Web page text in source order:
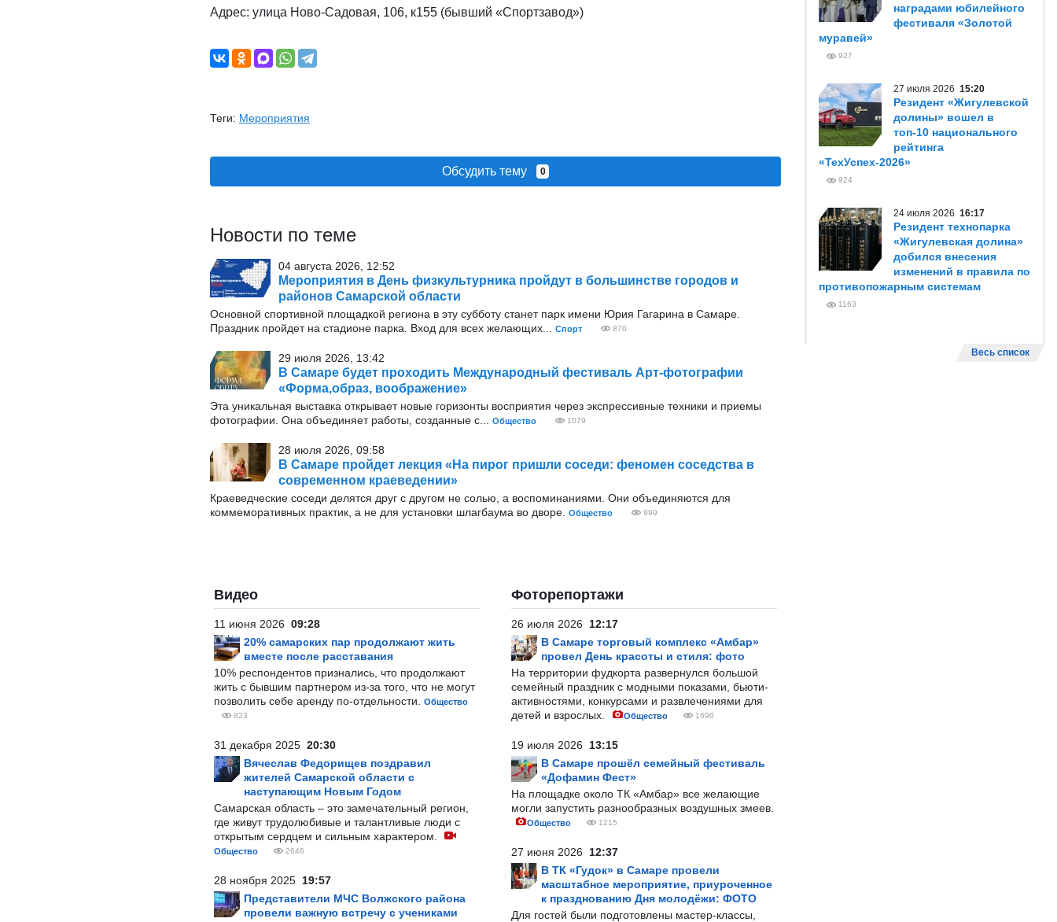
Адрес: улица Ново-Садовая, 106, к155 (бывший «Спортзавод»)
Теги: Мероприятия
Обсудить тему 0
Новости по теме
04 августа 2026, 12:52
Мероприятия в День физкультурника пройдут в большинстве городов и
районов Самарской области
Основной спортивной площадкой региона в эту субботу станет парк имени Юрия Гагарина в Самаре.
Праздник пройдет на стадионе парка. Вход для всех желающих...
Спорт 870
29 июля 2026, 13:42
В Самаре будет проходить Международный фестиваль Арт-фотографии
«Форма,образ, воображение»
Эта уникальная выставка открывает новые горизонты восприятия через экспрессивные техники и приемы
фотографии. Она объединяет работы, созданные с...
Общество 1079
28 июля 2026, 09:58
В Самаре пройдет лекция «На пирог пришли соседи: феномен соседства в
современном краеведении»
Краеведческие соседи делятся друг с другом не солью, а воспоминаниями. Они объединяются для
коммеморативных практик, а не для установки шлагбаума во дворе.
Общество 999
Видео
11 июня 2026 09:28
20% самарских пар продолжают жить
вместе после расставания
10% респондентов признались, что продолжают
жить с бывшим партнером из-за того, что не могут
позволить себе аренду по-отдельности.
Общество
823
31 декабря 2025 20:30
Вячеслав Федорищев поздравил
жителей Самарской области с
наступающим Новым Годом
Самарская область – это замечательный регион,
где живут трудолюбивые и талантливые люди с
открытым сердцем и сильным характером.
Общество 2646
28 ноября 2025 19:57
Представители МЧС Волжского района
провели важную встречу с учениками
Фоторепортажи
26 июля 2026 12:17
В Самаре торговый комплекс «Амбар»
провел День красоты и стиля: фото
На территории фудкорта развернулся большой
семейный праздник с модными показами, бьюти-
активностями, конкурсами и развлечениями для
детей и взрослых.
Общество 1690
19 июля 2026 13:15
В Самаре прошёл семейный фестиваль
«Дофамин Фест»
На площадке около ТК «Амбар» все желающие
могли запустить разнообразных воздушных змеев.
Общество 1215
27 июня 2026 12:37
В ТК «Гудок» в Самаре провели
масштабное мероприятие, приуроченное
к празднованию Дня молодёжи: ФОТО
Для гостей были подготовлены мастер-классы,
наградами юбилейного
фестиваля «Золотой
муравей»
927
27 июля 2026 15:20
Резидент «Жигулевской
долины» вошел в
топ-10 национального
рейтинга
«ТехУспех-2026»
924
24 июля 2026 16:17
Резидент технопарка
«Жигулевская долина»
добился внесения
изменений в правила по
противопожарным системам
1163
Весь список